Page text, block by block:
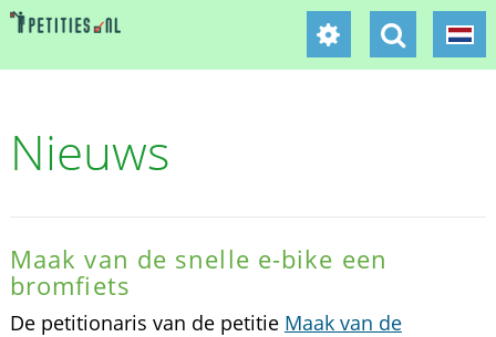
Nieuws
Maak van de snelle e-bike een
bromfiets
De petitionaris van de petitie Maak van de